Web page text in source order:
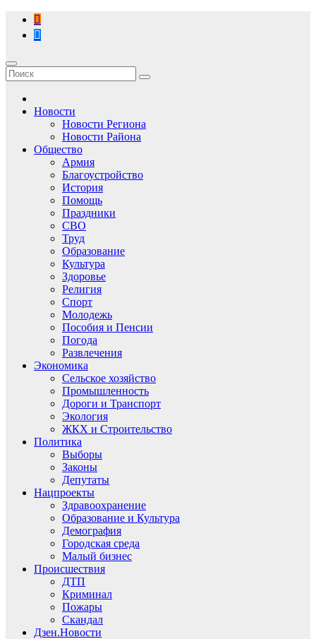
Перейти
содержимому
Новости
Новости Региона
Новости Района
Общество
Армия
Благоустройство
История
Помощь
Праздники
СВО
Труд
Образование
Культура
Здоровье
Религия
Спорт
Молодежь
Пособия и Пенсии
Погода
Развлечения
Экономика
Сельское хозяйство
Промышленность
Дороги и Транспорт
Экология
ЖКХ и Строительство
Политика
Выборы
Законы
Депутаты
Нацпроекты
Здравоохранение
Образование и Культура
Демография
Городская среда
Малый бизнес
Происшествия
ДТП
Криминал
Пожары
Скандал
Дзен.Новости